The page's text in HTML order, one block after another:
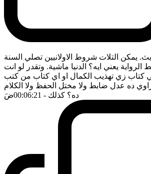
يمكن التلات شروط الاولانيين تصلي السنة
الرواية يعني ايه؟ الدنيا ماشية. وتقدر لو انت
زي تهذيب الكمال او اي كتاب من كتب
ده عدل ضابط ولا مختل الحفظ ولا الكلام
ده؟ كذلك - 00:06:21 ضَ